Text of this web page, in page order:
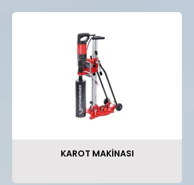
KAROT MAKİNASI